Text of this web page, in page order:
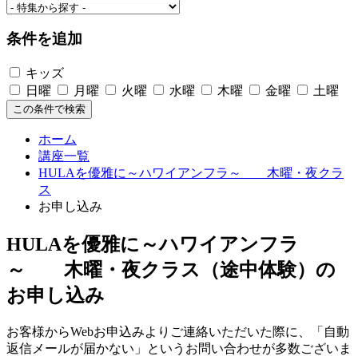
条件を追加
キッズ
日曜
月曜 火曜 水曜 木曜 金曜 土曜
この条件で検索
ホーム
講座一覧
HULAを優雅に～ハワイアンフラ～ 木曜・夜クラ
ス
お申し込み
HULAを優雅に～ハワイアンフラ
～ 木曜・夜クラス（途中体験）の
お申し込み
お客様からWebお申込みよりご連絡いただいた際に、「自動
返信メールが届かない」というお問い合わせが多数ございま